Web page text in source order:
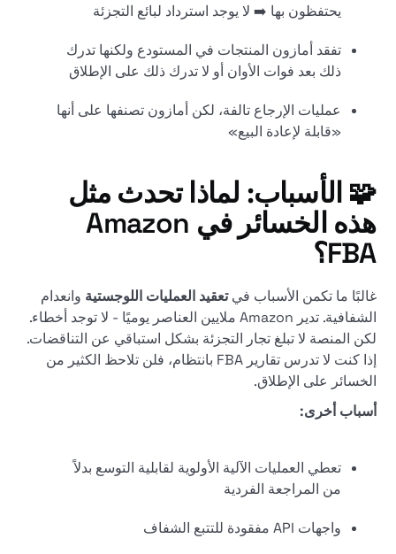
يحتفظون بها ➡️ لا يوجد استرداد لبائع التجزئة
تفقد أمازون المنتجات في المستودع ولكنها تدرك
ذلك بعد فوات الأوان أو لا تدرك ذلك على الإطلاق
عمليات الإرجاع تالفة، لكن أمازون تصنفها على أنها
«قابلة لإعادة البيع»
🧩 الأسباب: لماذا تحدث مثل
هذه الخسائر في Amazon
FBA؟
غالبًا ما تكمن الأسباب فيتعقيد العمليات اللوجستية وانعدام
الشفافية. تدير Amazon ملايين العناصر يوميًا - لا توجد أخطاء.
لكن المنصة لا تبلغ تجار التجزئة بشكل استباقي عن التناقضات.
إذا كنت لا تدرس تقارير FBA بانتظام، فلن تلاحظ الكثير من
الخسائر على الإطلاق.
أسباب أخرى:
تعطي العمليات الآلية الأولوية لقابلية التوسع بدلاً
من المراجعة الفردية
واجهات API مفقودة للتتبع الشفاف